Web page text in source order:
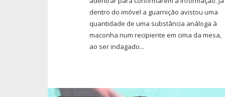
dentro do imóvel a guarnição avistou uma
quantidade de uma substância análoga à
maconha num recipiente em cima da mesa,
ao ser indagado...